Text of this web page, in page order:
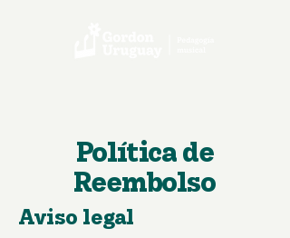
Política de
Reembolso
Aviso legal